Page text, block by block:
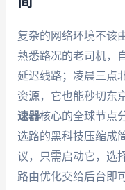
复杂的网络环境不该
熟悉路况的老司机，
延迟线路；凌晨三点
资源，它也能秒切东
速器核心的全球节点
选路的黑科技压缩成
议，只需启动它，选
路由优化交给后台即